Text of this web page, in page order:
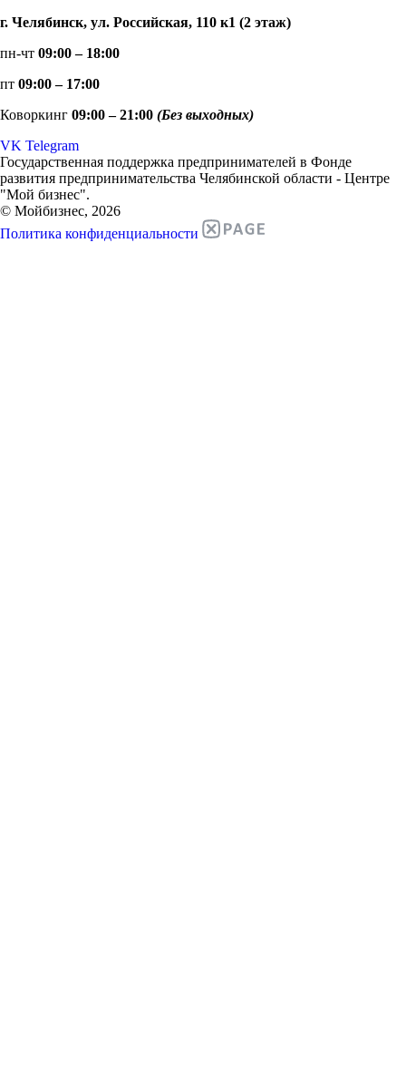
г. Челябинск, ул. Российская, 110 к1 (2 этаж)
пн-чт 09:00 – 18:00
пт 09:00 – 17:00
Коворкинг 09:00 – 21:00 (Без выходных)
VK Telegram
Государственная поддержка предпринимателей в Фонде
развития предпринимательства Челябинской области - Центре
"Мой бизнес".
© Мойбизнес, 2026
Политика конфиденциальности